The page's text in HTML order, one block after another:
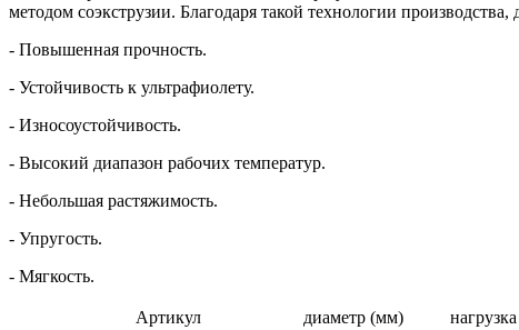
методом соэкструзии. Благодаря такой технологии
- Повышенная прочность.
- Устойчивость к ультрафиолету.
- Износоустойчивость.
- Высокий диапазон рабочих температур.
- Небольшая растяжимость.
- Упругость.
- Мягкость.
Артикул диаметр (мм)